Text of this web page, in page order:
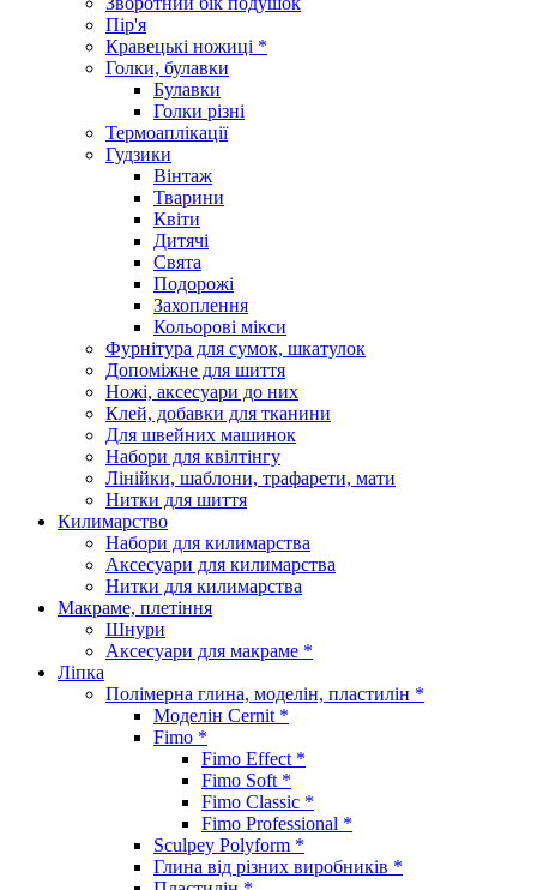
Пір'я
Кравецькі ножиці *
Голки, булавки
Булавки
Голки різні
Термоаплікації
Гудзики
Вінтаж
Тварини
Квіти
Дитячі
Свята
Подорожі
Захоплення
Кольорові мікси
Фурнітура для сумок, шкатулок
Допоміжне для шиття
Ножі, аксесуари до них
Клей, добавки для тканини
Для швейних машинок
Набори для квілтінгу
Лінійки, шаблони, трафарети, мати
Нитки для шиття
Килимарство
Набори для килимарства
Аксесуари для килимарства
Нитки для килимарства
Макраме, плетіння
Шнури
Аксесуари для макраме *
Ліпка
Полімерна глина, моделін, пластилін *
Моделін Cernit *
Fimo *
Fimo Effect *
Fimo Soft *
Fimo Classic *
Fimo Professional *
Sculpey Polyform *
Глина від різних виробників *